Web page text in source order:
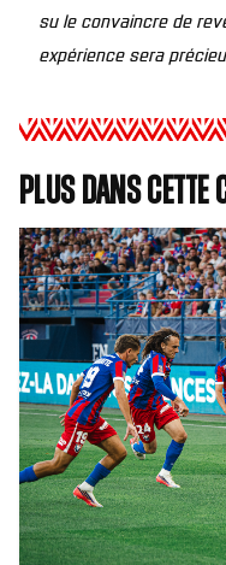
su le convaincre de
expérience sera
Plus dans cette